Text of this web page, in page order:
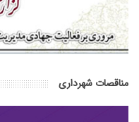
مناقصات شهرداری